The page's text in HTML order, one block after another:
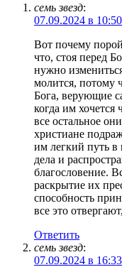
семь звезд:
07.09.2024 в 10:50
Вот почему
что, стоя перед
нужно
молится, потому
Бога, верующие
когда им хочется
все остальное
христиане
им легкий путь в
дела и
благословение.
раскрытие их
способность
все это
Ответить
семь звезд:
07.09.2024 в 16:33